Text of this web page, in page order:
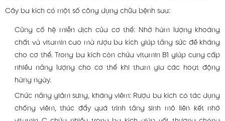
Cây ba kích có một số công dụng chữa bệnh sau:
Củng cố hệ miễn dịch của cơ thể: Nhờ hàm lượng khoáng
chất và vitamin cao mà rượu ba kích giúp tăng sức đề kháng
cho cơ thể. Trong ba kích còn chứa vitamin B1 giúp cung cấp
nhiều năng lượng cho cơ thể khi tham gia các hoạt động
hàng ngày.
Chức năng giảm sưng, kháng viêm: Rượu ba kích có tác dụng
chống viêm, thúc đẩy quá trình tăng sinh mô liên kết nhờ